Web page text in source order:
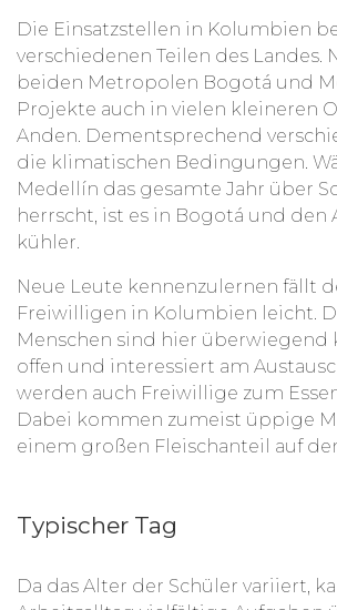
Die Einsatzstellen in Kolumbien
verschiedenen Teilen des Landes.
beiden Metropolen Bogotá und
Projekte auch in vielen kleineren
Anden. Dementsprechend
die klimatischen Bedingungen.
Medellín das gesamte Jahr über
herrscht, ist es in Bogotá und den
kühler.
Neue Leute kennenzulernen fällt
Freiwilligen in Kolumbien leicht.
Menschen sind hier überwiegend
offen und interessiert am
werden auch Freiwillige zum
Dabei kommen zumeist üppige
einem großen Fleischanteil auf
Typischer Tag
Da das Alter der Schüler variiert,